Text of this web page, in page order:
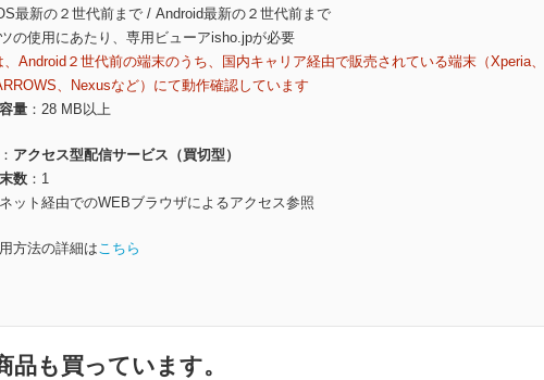
最新の２世代前まで / Android最新の２世代前まで
の使用にあたり、専用ビューアisho.jpが必要
Android２世代前の端末のうち、国内キャリア経由で販売されている端末（Xperia、
、Nexusなど）にて動作確認しています
量
28 MB以上
アクセス型配信サービス（買切型）
数
1
ット経由でのWEBブラウザによるアクセス参照
方法の詳細はこちら
も買っています。